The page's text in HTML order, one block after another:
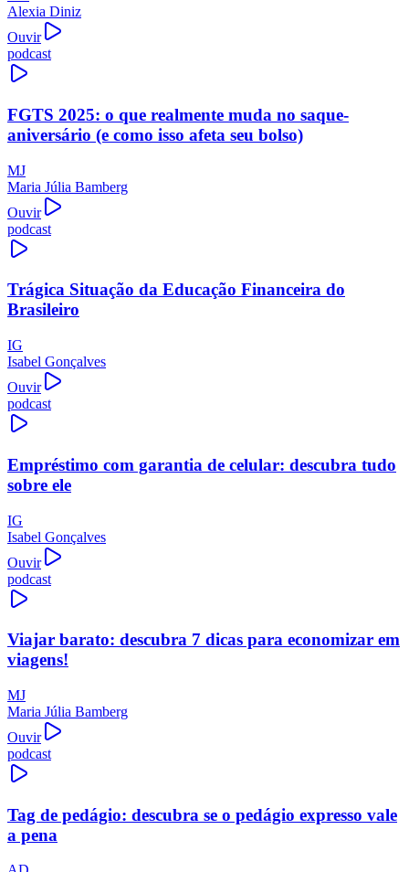
Alexia Diniz
Ouvir
podcast
FGTS 2025: o que realmente muda no saque-
aniversário (e como isso afeta seu bolso)
MJ
Maria Júlia Bamberg
Ouvir
podcast
Trágica Situação da Educação Financeira do
Brasileiro
IG
Isabel Gonçalves
Ouvir
podcast
Empréstimo com garantia de celular: descubra tudo
sobre ele
IG
Isabel Gonçalves
Ouvir
podcast
Viajar barato: descubra 7 dicas para economizar em
viagens!
MJ
Maria Júlia Bamberg
Ouvir
podcast
Tag de pedágio: descubra se o pedágio expresso vale
a pena